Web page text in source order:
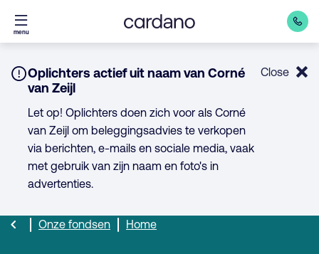
Direct
naar
menu
Notice:
Oplichters actief uit naam van Corné
van Zeijl
Let op! Oplichters doen zich voor als Corné
van Zeijl om beleggingsadvies te verkopen
via berichten, e-mails en sociale media, vaak
met gebruik van zijn naam en foto's in
advertenties.
Close
Home
Onze fondsen